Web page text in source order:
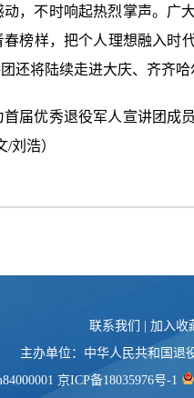
，不时响起热烈掌声。
榜样，把个人理想融入
还将陆续走进大庆、齐齐
届优秀退役军人宣讲团
刘浩）
联系我们
加入收
主办单位：中华人民共和国退
京ICP备18035976号-1